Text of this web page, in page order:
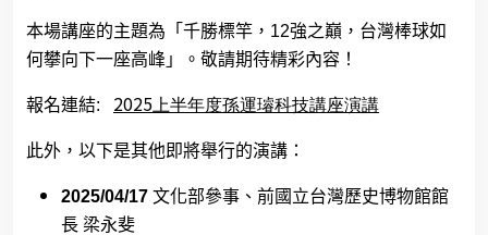
本場講座的主題為「千勝標竿， 12強之巔，台灣棒球如
何攀向下一座高峰」。敬請期待精彩內容！
報名連結: 2025 上半年度孫運璿科技講座演講
此外，以下是其他即將舉行的演講：
2025/04/17 文化部參事、前國立台灣歷史博物館館
長 梁永斐